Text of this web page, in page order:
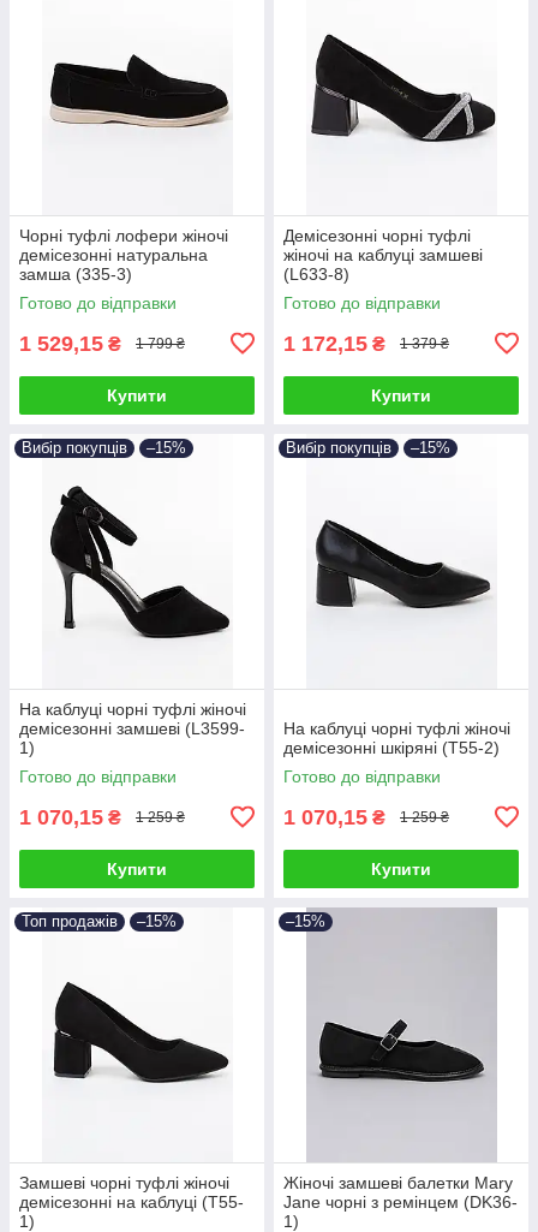
Чорні туфлі лофери жіночі
демісезонні натуральна
замша (335-3)
Готово до відправки
1 529,15 ₴ 1 799 ₴
Купити
Демісезонні чорні туфлі
жіночі на каблуці замшеві
(L633-8)
Готово до відправки
1 172,15 ₴ 1 379 ₴
Купити
Вибір покупців –15%
На каблуці чорні туфлі жіночі
демісезонні замшеві (L3599-
1)
Готово до відправки
1 070,15 ₴ 1 259 ₴
Купити
Вибір покупців –15%
На каблуці чорні туфлі жіночі
демісезонні шкіряні (T55-2)
Готово до відправки
1 070,15 ₴ 1 259 ₴
Купити
Топ продажів –15%
Замшеві чорні туфлі жіночі
демісезонні на каблуці (T55-
1)
–15%
Жіночі замшеві балетки Mary
Jane чорні з ремінцем (DK36-
1)